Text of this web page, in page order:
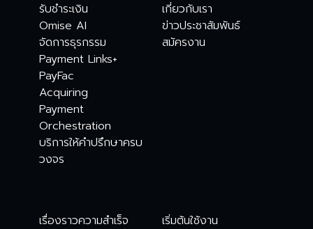
รับชำระเงิน
Omise AI
จัดการธุรกรรม
Payment Links+
PayFac
Acquiring
Payment
Orchestration
บริการให้คำปรึกษาครบ
วงจร
เกี่ยวกับเรา
ข่าวประชาสัมพันธ์
สมัครงาน
เรื่องราวความสำเร็จ เริ่มต้นใช้งาน